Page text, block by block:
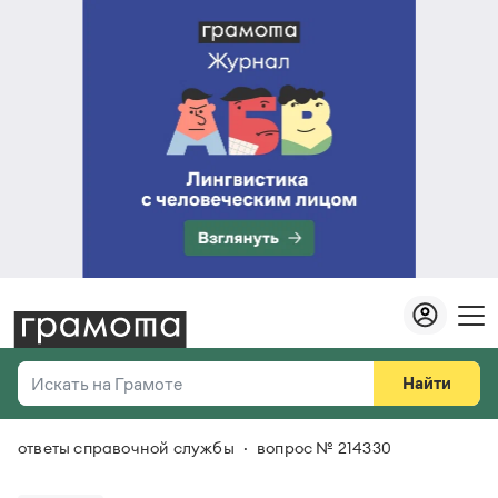
Искать на Грамоте
Справочная служба
Найти
Везде
ответы справочной службы вопрос № 214330